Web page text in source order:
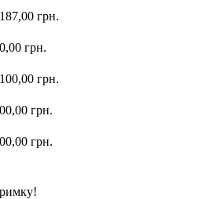
грн.
грн.
грн.
грн.
грн.